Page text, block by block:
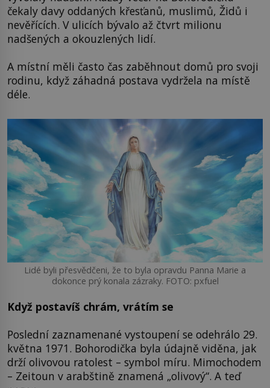
čekaly davy oddaných křesťanů, muslimů, Židů i
nevěřících. V ulicích bývalo až čtvrt milionu
nadšených a okouzlených lidí.
A místní měli často čas zaběhnout domů pro svoji
rodinu, když záhadná postava vydržela na místě
déle.
Lidé byli přesvědčeni, že to byla opravdu Panna Marie a
dokonce prý konala zázraky. FOTO: pxfuel
Když postavíš chrám, vrátím se
Poslední zaznamenané vystoupení se odehrálo 29.
května 1971. Bohorodička byla údajně viděna, jak
drží olivovou ratolest – symbol míru. Mimochodem
– Zeitoun v arabštině znamená „olivový“. A teď